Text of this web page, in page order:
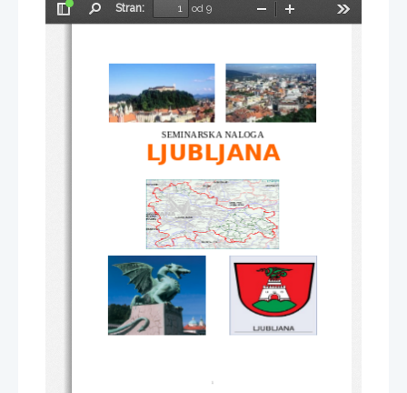
Preklopi
Stran:
od 9
Pomanjšaj
SEMINARSKA NALOGA
LJUBLJANA
1